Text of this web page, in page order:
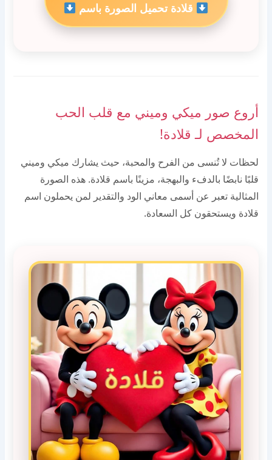
قلادة تحميل الصورة باسم
أروع صور ميكي وميني مع قلب الحب
المخصص لـ قلادة!
لحظات لا تُنسى من الفرح والمحبة، حيث يشارك ميكي وميني
قلبًا نابضًا بالدفء والبهجة، مزينًا باسم قلادة. هذه الصورة
المثالية تعبر عن أسمى معاني الود والتقدير لمن يحملون اسم
قلادة ويستحقون كل السعادة.